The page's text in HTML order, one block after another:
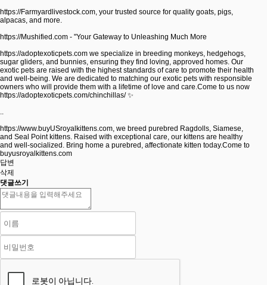
https://Farmyardlivestock.com, your trusted source for quality goats, pigs,
alpacas, and more.
https://Mushified.com - "Your Gateway to Unleashing Much More
https://adoptexoticpets.com we specialize in breeding monkeys, hedgehogs,
sugar gliders, and bunnies, ensuring they find loving, approved homes. Our
exotic pets are raised with the highest standards of care to promote their health
and well-being. We are dedicated to matching our exotic pets with responsible
owners who will provide them with a lifetime of love and care.Come to us now
https://adoptexoticpets.com/chinchillas/✨
..
https://www.buyUSroyalkittens.com, we breed purebred Ragdolls, Siamese,
and Seal Point kittens. Raised with exceptional care, our kittens are healthy
and well-socialized. Bring home a purebred, affectionate kitten today.Come to
buyusroyalkittens.com
답변
삭제
댓글쓰기